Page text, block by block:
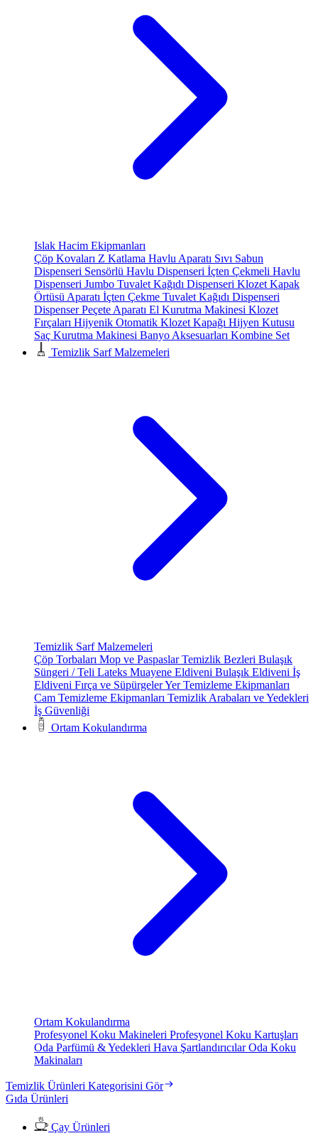
Islak Hacim Ekipmanları
Çöp Kovaları Z Katlama Havlu Aparatı Sıvı Sabun
Dispenseri Sensörlü Havlu Dispenseri İçten Çekmeli Havlu
Dispenseri Jumbo Tuvalet Kağıdı Dispenseri Klozet Kapak
Örtüsü Aparatı İçten Çekme Tuvalet Kağıdı Dispenseri
Dispenser Peçete Aparatı El Kurutma Makinesi Klozet
Fırçaları Hijyenik Otomatik Klozet Kapağı Hijyen Kutusu
Saç Kurutma Makinesi Banyo Aksesuarları Kombine Set
Temizlik Sarf Malzemeleri
Temizlik Sarf Malzemeleri
Çöp Torbaları Mop ve PaspaslarTemizlik Bezleri Bulaşık
Süngeri / Teli Lateks Muayene Eldiveni Bulaşık Eldiveni İş
Eldiveni Fırça ve SüpürgelerYer Temizleme Ekipmanları
Cam Temizleme Ekipmanları Temizlik Arabaları ve Yedekleri
İş Güvenliği
Ortam Kokulandırma
Ortam Kokulandırma
Profesyonel Koku Makineleri Profesyonel Koku Kartuşları
Oda Parfümü & Yedekleri Hava ŞartlandırıcılarOda Koku
Makinaları
Temizlik Ürünleri Kategorisini Gör
Gıda Ürünleri
Çay Ürünleri